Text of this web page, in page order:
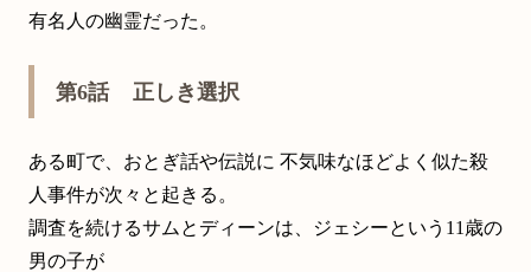
有名人の幽霊だった。
第6話 正しき選択
ある町で、おとぎ話や伝説に 不気味なほどよく似た殺
人事件が次々と起きる。
調査を続けるサムとディーンは、ジェシーという11歳の
男の子が